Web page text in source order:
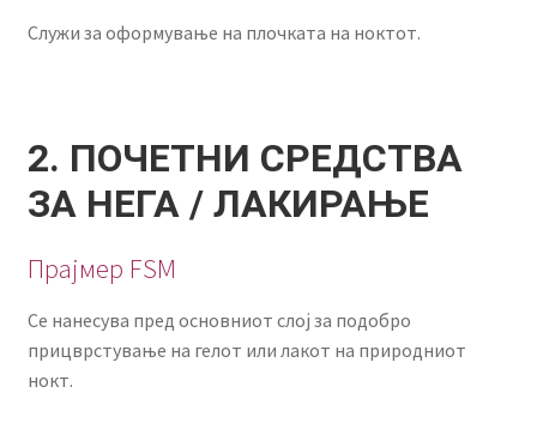
Служи за оформување на плочката на ноктот.
2. ПОЧЕТНИ СРЕДСТВА
ЗА НЕГА / ЛАКИРАЊЕ
Прајмер FSM
Се нанесува пред основниот слој за подобро
прицврстување на гелот или лакот на природниот
нокт.